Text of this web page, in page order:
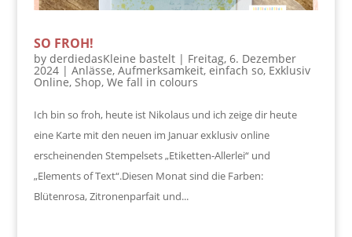
SO FROH!
by derdiedasKleine bastelt| Freitag, 6. Dezember
2024| Anlässe, Aufmerksamkeit, einfach so, Exklusiv
Online, Shop, We fall in colours
Ich bin so froh, heute ist Nikolaus und ich zeige dir heute
eine Karte mit den neuen im Januar exklusiv online
erscheinenden Stempelsets „Etiketten-Allerlei“ und
„Elements of Text“.Diesen Monat sind die Farben:
Blütenrosa, Zitronenparfait und...